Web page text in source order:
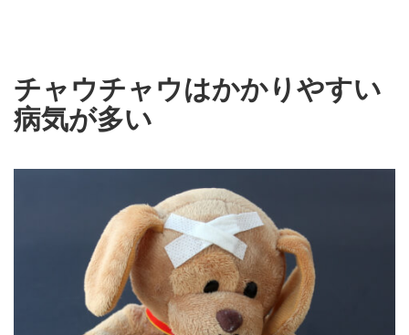
チャウチャウはかかりやすい
病気が多い